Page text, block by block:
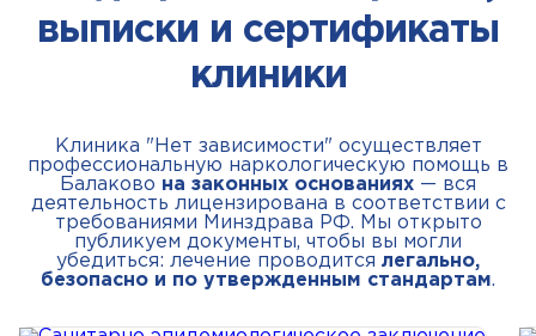
выписки и сертификаты
клиники
Клиника "Нет зависимости" осуществляет
профессиональную наркологическую помощь в
Балаково на законных основаниях — вся
деятельность лицензирована в соответствии с
требованиями Минздрава РФ. Мы открыто
публикуем документы, чтобы вы могли
убедиться: лечение проводится легально,
безопасно и по утвержденным стандартам.